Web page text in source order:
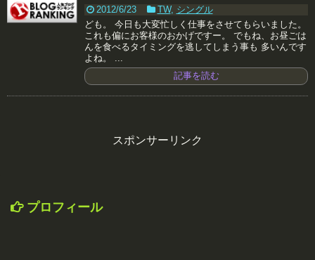
2012/6/23 TW, シングル
ども。 今日も大変忙しく仕事をさせてもらいました。
これも偏にお客様のおかげですー。 でもね、お昼ごは
んを食べるタイミングを逃してしまう事も 多いんです
よね。 ...
記事を読む
スポンサーリンク
プロフィール